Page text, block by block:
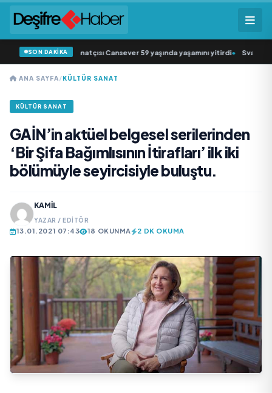
SON DAKİKA
müziğin sevilen sanatçısı Cansever 59 yaşında yaşamını yitirdi• Svadba
ANA SAYFA/KÜLTÜR SANAT
KÜLTÜR SANAT
GAİN’in aktüel belgesel serilerinden
‘Bir Şifa Bağımlısının İtirafları’ ilk iki
bölümüyle seyircisiyle buluştu.
KAMIL
YAZAR / EDITÖR
13.01.2021 07:43 18 OKUNMA 2 DK OKUMA